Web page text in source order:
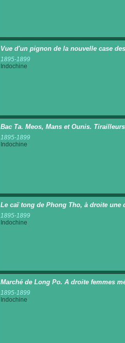
Vue d'un pignon de la nouvelle case
1895-1899
Indochine
Bac Ta. Meos, Mans et Ounis.
1895-1899
Indochine
Le caï tong de Phong Tho, à droite une
1895-1899
Indochine
Marché de Long Po. A droite femmes
1895-1899
Indochine